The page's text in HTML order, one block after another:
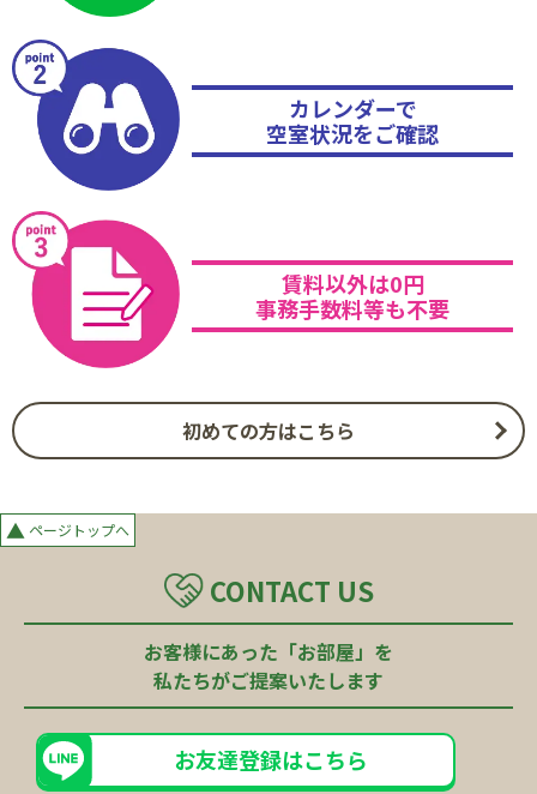
カレンダーで
空室状況をご確認
賃料以外は0円
事務手数料等も不要
初めての方はこちら
▲ ページトップへ
CONTACT US
お客様にあった「お部屋」を
私たちがご提案いたします
お友達登録はこちら